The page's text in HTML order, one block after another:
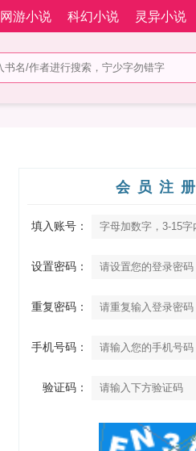
网游小说 科幻小说 灵异小说
会员注册
填入账号：
设置密码：
重复密码：
手机号码：
验证码：